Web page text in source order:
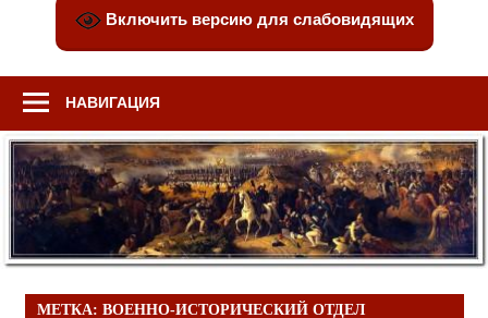
Включить версию для слабовидящих
НАВИГАЦИЯ
МЕТКА: ВОЕННО-ИСТОРИЧЕСКИЙ ОТДЕЛ